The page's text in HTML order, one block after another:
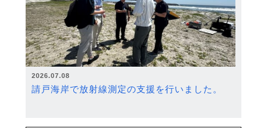
2026.07.08
請戸海岸で放射線測定の支援を行いました。